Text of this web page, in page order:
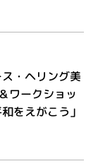
・ヘリング美
ワークショッ
をえがこう」